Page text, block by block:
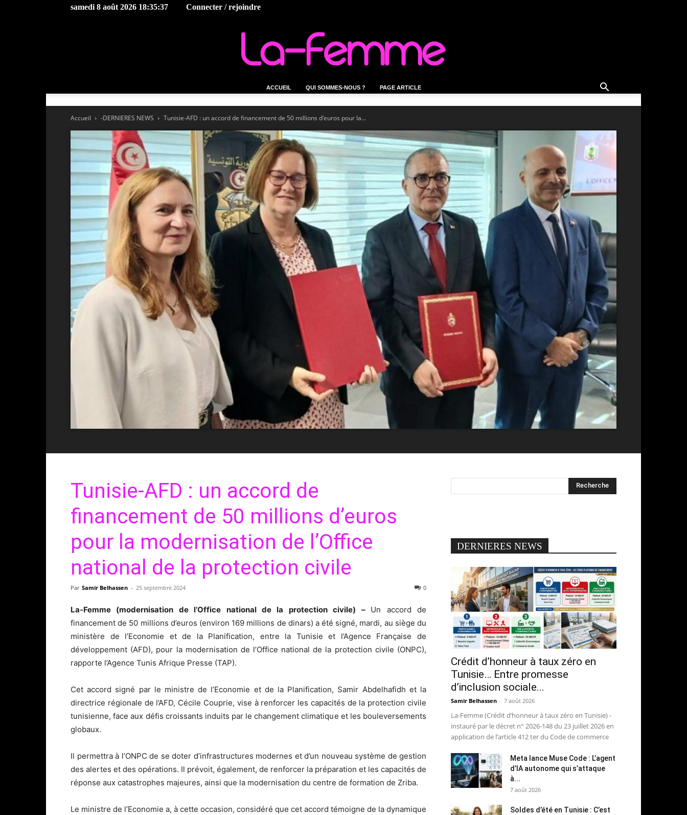
samedi 8 août 2026 18:35:37 Connecter / rejoindre
femme.tn
ACCUEIL QUI SOMMES-NOUS ? PAGE ARTICLE
Accueil -DERNIERES NEWS Tunisie-AFD : un accord de financement de 50 millions d’euros pour la...
Tunisie-AFD : un accord de
financement de 50 millions d’euros
pour la modernisation de l’Office
national de la protection civile
Par Samir Belhassen - 25 septembre 2024 0
La-Femme (modernisation de l’Office national de la protection civile) – Un accord de
financement de 50 millions d’euros (environ 169 millions de dinars) a été signé, mardi, au siège du
ministère de l’Economie et de la Planification, entre la Tunisie et l’Agence Française de
développement (AFD), pour la modernisation de l’Office national de la protection civile (ONPC),
rapporte l’Agence Tunis Afrique Presse (TAP).
Cet accord signé par le ministre de l’Economie et de la Planification, Samir Abdelhafidh et la
directrice régionale de l’AFD, Cécile Couprie, vise à renforcer les capacités de la protection civile
tunisienne, face aux défis croissants induits par le changement climatique et les bouleversements
globaux.
Il permettra à l’ONPC de se doter d’infrastructures modernes et d’un nouveau système de gestion
des alertes et des opérations. Il prévoit, également, de renforcer la préparation et les capacités de
réponse aux catastrophes majeures, ainsi que la modernisation du centre de formation de Zriba.
Le ministre de l’Economie a, à cette occasion, considéré que cet accord témoigne de la dynamique
DERNIERES NEWS
Crédit d’honneur à taux zéro en
Tunisie… Entre promesse
d’inclusion sociale...
Samir Belhassen - 7 août 2026
La-Femme (Crédit d’honneur à taux zéro en Tunisie) -
instauré par le décret n° 2026-148 du 23 juillet 2026 en
application de l’article 412 ter du Code de commerce
Meta lance Muse Code : L’agent
d’IA autonome qui s’attaque
à...
7 août 2026
Soldes d’été en Tunisie : C’est